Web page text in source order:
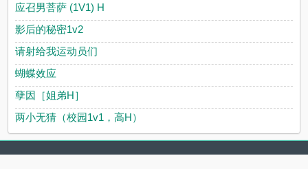
应召男菩萨 (1V1) H
影后的秘密1v2
请射给我运动员们
蝴蝶效应
孽因［姐弟H］
两小无猜（校园1v1，高H）